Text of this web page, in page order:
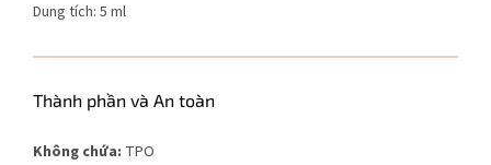
Dung tích: 5 ml
Thành phần và An toàn
Không chứa: TPO